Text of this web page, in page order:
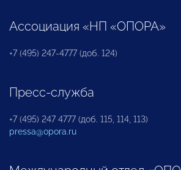
Ассоциация «НП «ОПОРА»
+7 (495) 247-4777 (доб. 124)
Пресс-служба
+7 (495) 247 4777 (доб. 115, 114, 113)
pressa@opora.ru